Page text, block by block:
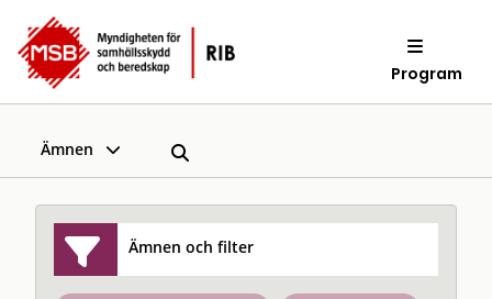
Program
Ämnen
Ämnen och filter